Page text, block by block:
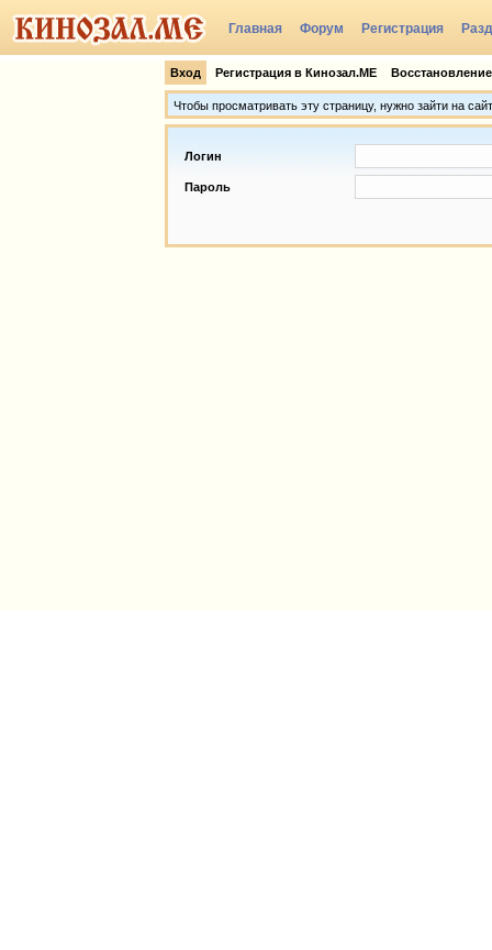
Главная Форум Регистрация
Вход Регистрация в Кинозал.МЕ
Чтобы просматривать эту страницу, нужно зайти на сайт
Логин
Пароль